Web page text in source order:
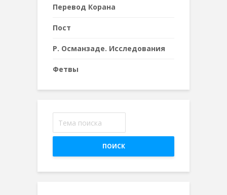
Перевод Корана
Пост
Р. Османзаде. Исследования
Фетвы
ПОИСК